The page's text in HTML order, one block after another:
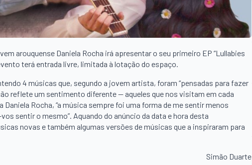
arouquense Daniela Rocha irá apresentar o seu primeiro EP “Lullabies
terá entrada livre, limitada à lotação do espaço.
4 músicas que, segundo a jovem artista, foram “pensadas para fazer
reflete um sentimento diferente — aqueles que nos visitam em cada
Rocha, “a música sempre foi uma forma de me sentir menos
sentir o mesmo”. Aquando do anúncio da data e hora desta
novas e também algumas versões de músicas que a inspiraram para
Simão Duarte